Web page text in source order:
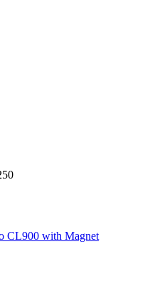
CL900 with Magnet